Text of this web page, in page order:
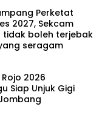
Perketat
2027, Sekcam
tidak boleh terjebak
seragam
2026
Siap Unjuk Gigi